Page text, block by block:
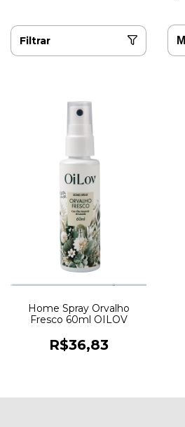
Filtrar
Home Spray Orvalho
Fresco 60ml OILOV
R$36,83